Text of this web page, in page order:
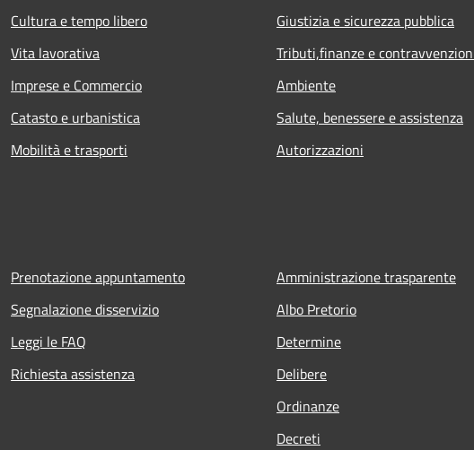
Cultura e tempo libero
Vita lavorativa
Imprese e Commercio
Catasto e urbanistica
Mobilità e trasporti
Giustizia e sicurezza pubblica
Tributi,finanze e
Ambiente
Salute, benessere e assistenza
Autorizzazioni
Prenotazione appuntamento
Segnalazione disservizio
Leggi le FAQ
Richiesta assistenza
Amministrazione trasparente
Albo Pretorio
Determine
Delibere
Ordinanze
Decreti